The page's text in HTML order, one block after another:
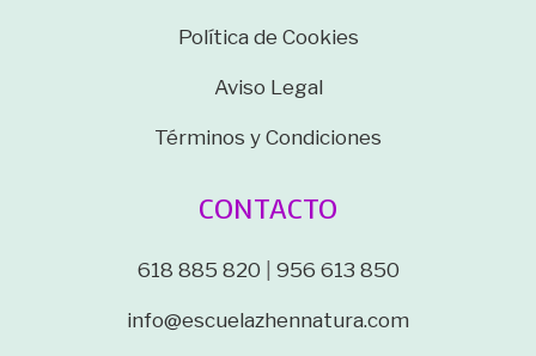
Política de Cookies
Aviso Legal
Términos y Condiciones
CONTACTO
618 885 820 956 613 850
info@escuelazhennatura.com